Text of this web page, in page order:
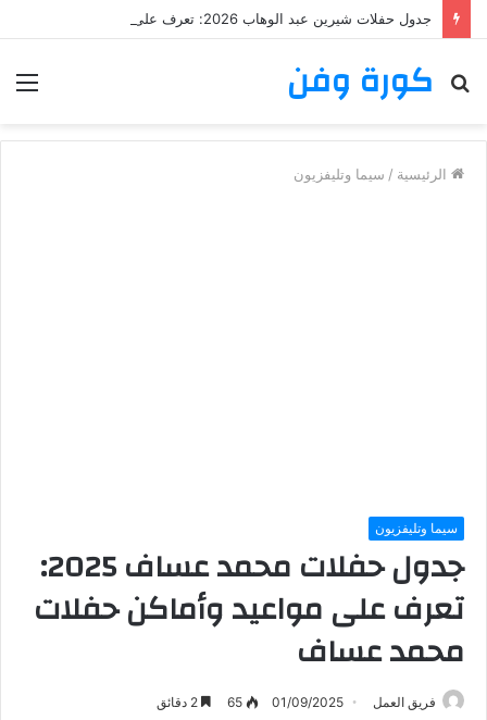
كورة وفن
بحث
الرئيسية / سيما وتليفزيون
سيما وتليفزيون
جدول حفلات محمد عساف 2025:
تعرف على مواعيد وأماكن حفلات
محمد عساف
فريق العمل 01/09/2025
65